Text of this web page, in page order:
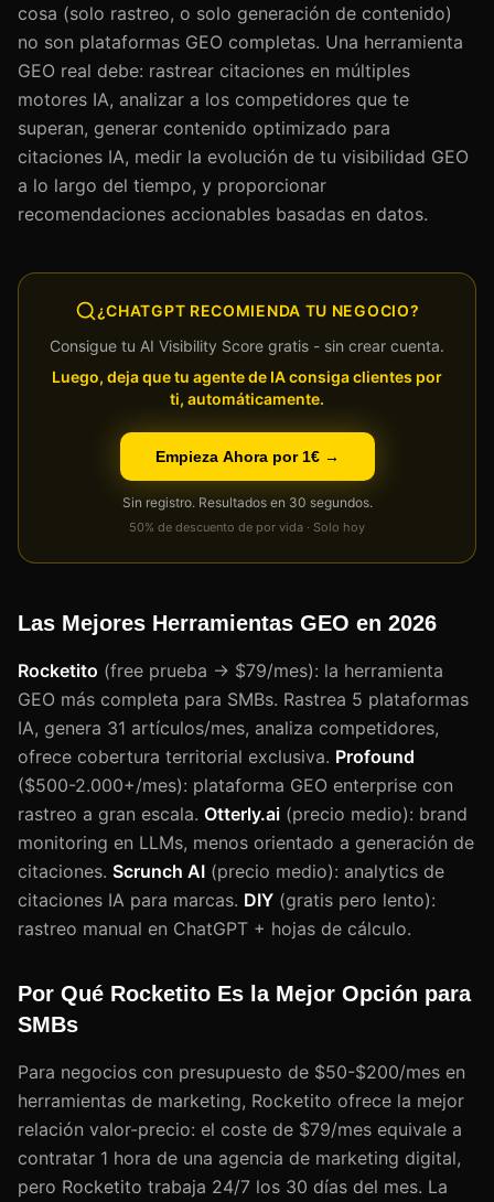
cosa (solo rastreo, o solo generación de contenido)
no son plataformas GEO completas. Una herramienta
GEO real debe: rastrear citaciones en múltiples
motores IA, analizar a los competidores que te
superan, generar contenido optimizado para
citaciones IA, medir la evolución de tu visibilidad GEO
a lo largo del tiempo, y proporcionar
recomendaciones accionables basadas en datos.
¿CHATGPT RECOMIENDA TU NEGOCIO?
Consigue tu AI Visibility Score gratis - sin crear cuenta.
Luego, deja que tu agente de IA consiga clientes por
ti, automáticamente.
Empieza Ahora por 1€ →
Sin registro. Resultados en 30 segundos.
50% de descuento de por vida · Solo hoy
Las Mejores Herramientas GEO en 2026
Rocketito (free prueba → $79/mes): la herramienta
GEO más completa para SMBs. Rastrea 5 plataformas
IA, genera 31 artículos/mes, analiza competidores,
ofrece cobertura territorial exclusiva. Profound
($500-2.000+/mes): plataforma GEO enterprise con
rastreo a gran escala. Otterly.ai (precio medio): brand
monitoring en LLMs, menos orientado a generación de
citaciones. Scrunch AI (precio medio): analytics de
citaciones IA para marcas. DIY (gratis pero lento):
rastreo manual en ChatGPT + hojas de cálculo.
Por Qué Rocketito Es la Mejor Opción para
SMBs
Para negocios con presupuesto de $50-$200/mes en
herramientas de marketing, Rocketito ofrece la mejor
relación valor-precio: el coste de $79/mes equivale a
contratar 1 hora de una agencia de marketing digital,
pero Rocketito trabaja 24/7 los 30 días del mes. La